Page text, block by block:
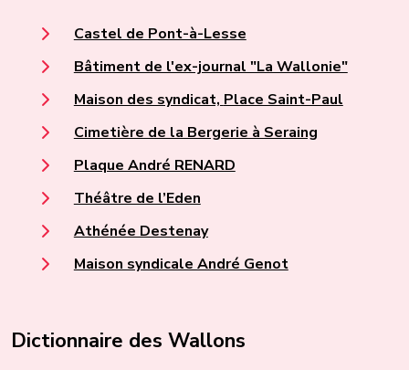
Castel de Pont-à-Lesse
Bâtiment de l'ex-journal "La Wallonie"
Maison des syndicat, Place Saint-Paul
Cimetière de la Bergerie à Seraing
Plaque André RENARD
Théâtre de l’Eden
Athénée Destenay
Maison syndicale André Genot
Dictionnaire des Wallons